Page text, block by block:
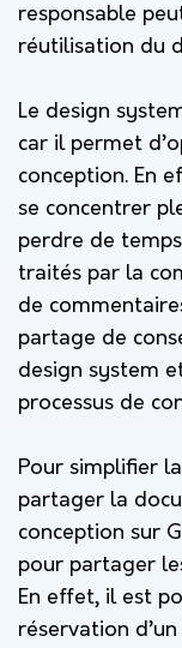
responsable
réutilisation du
Le design
car il permet
conception. En
se concentrer
perdre de
traités par la
de
partage de
design system
processus de
Pour simplifier
partager la
conception sur
pour partager
En effet, il est
réservation